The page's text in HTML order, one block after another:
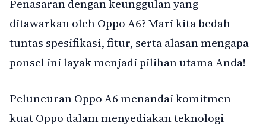
Penasaran dengan keunggulan yang
ditawarkan oleh Oppo A6? Mari kita bedah
tuntas spesifikasi, fitur, serta alasan mengapa
ponsel ini layak menjadi pilihan utama Anda!
Peluncuran Oppo A6 menandai komitmen
kuat Oppo dalam menyediakan teknologi